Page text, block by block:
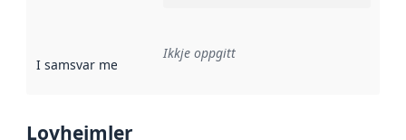
I samsvar med Referanse til ei implementeringsregel eller
Ikkje oppgitt
Lovheimler